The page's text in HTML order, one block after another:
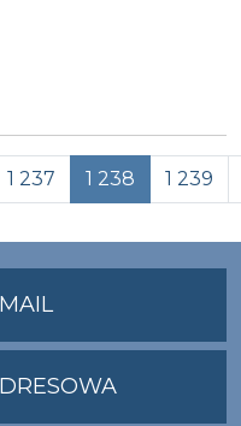
1 237 1 238 1 239
NA
ADRES